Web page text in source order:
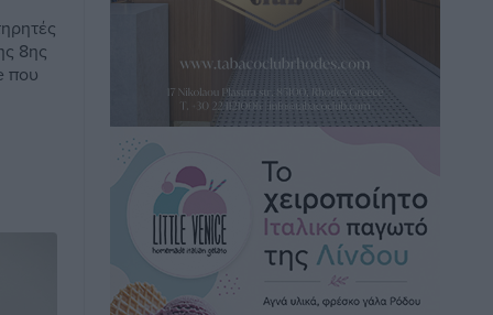
8ης
που
Βούλγαροι τουρίστες: Λιγότερες
διανυκτερεύσεις στην Ελλάδα, αλλά
18% υψηλότερη δαπάνη ανά
διανυκτέρευση
• πριν 1 ώρα
Βέλγοι τουρίστες: Στα 547,9 εκατ. ευρώ
οι εισπράξεις για την Ελλάδα
• πριν 1 ώρα
Οι κανόνες για τουριστική ανάπτυξη –